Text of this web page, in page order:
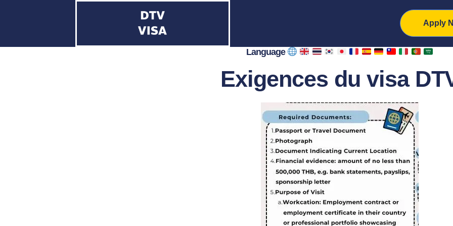
Apply
Language
Exigences du visa